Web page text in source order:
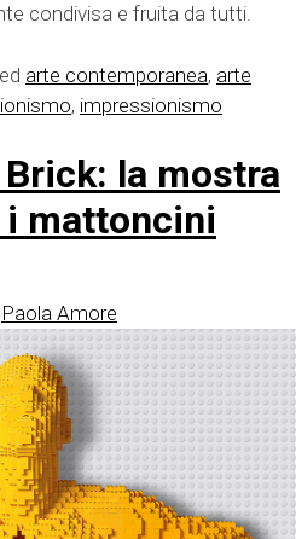
condivisa e fruita da tutti.
arte contemporanea, arte
, impressionismo
la mostra
i mattoncini
Paola Amore